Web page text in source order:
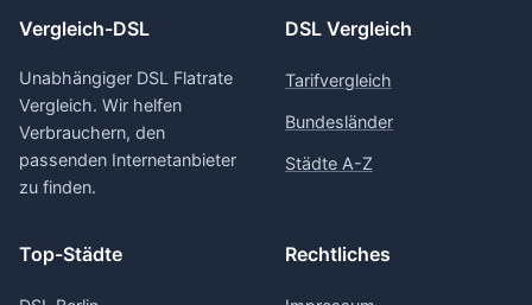
Vergleich-DSL
Unabhängiger DSL Flatrate
Vergleich. Wir helfen
Verbrauchern, den
passenden Internetanbieter
zu finden.
DSL Vergleich
Tarifvergleich
Bundesländer
Städte A-Z
Top-Städte Rechtliches